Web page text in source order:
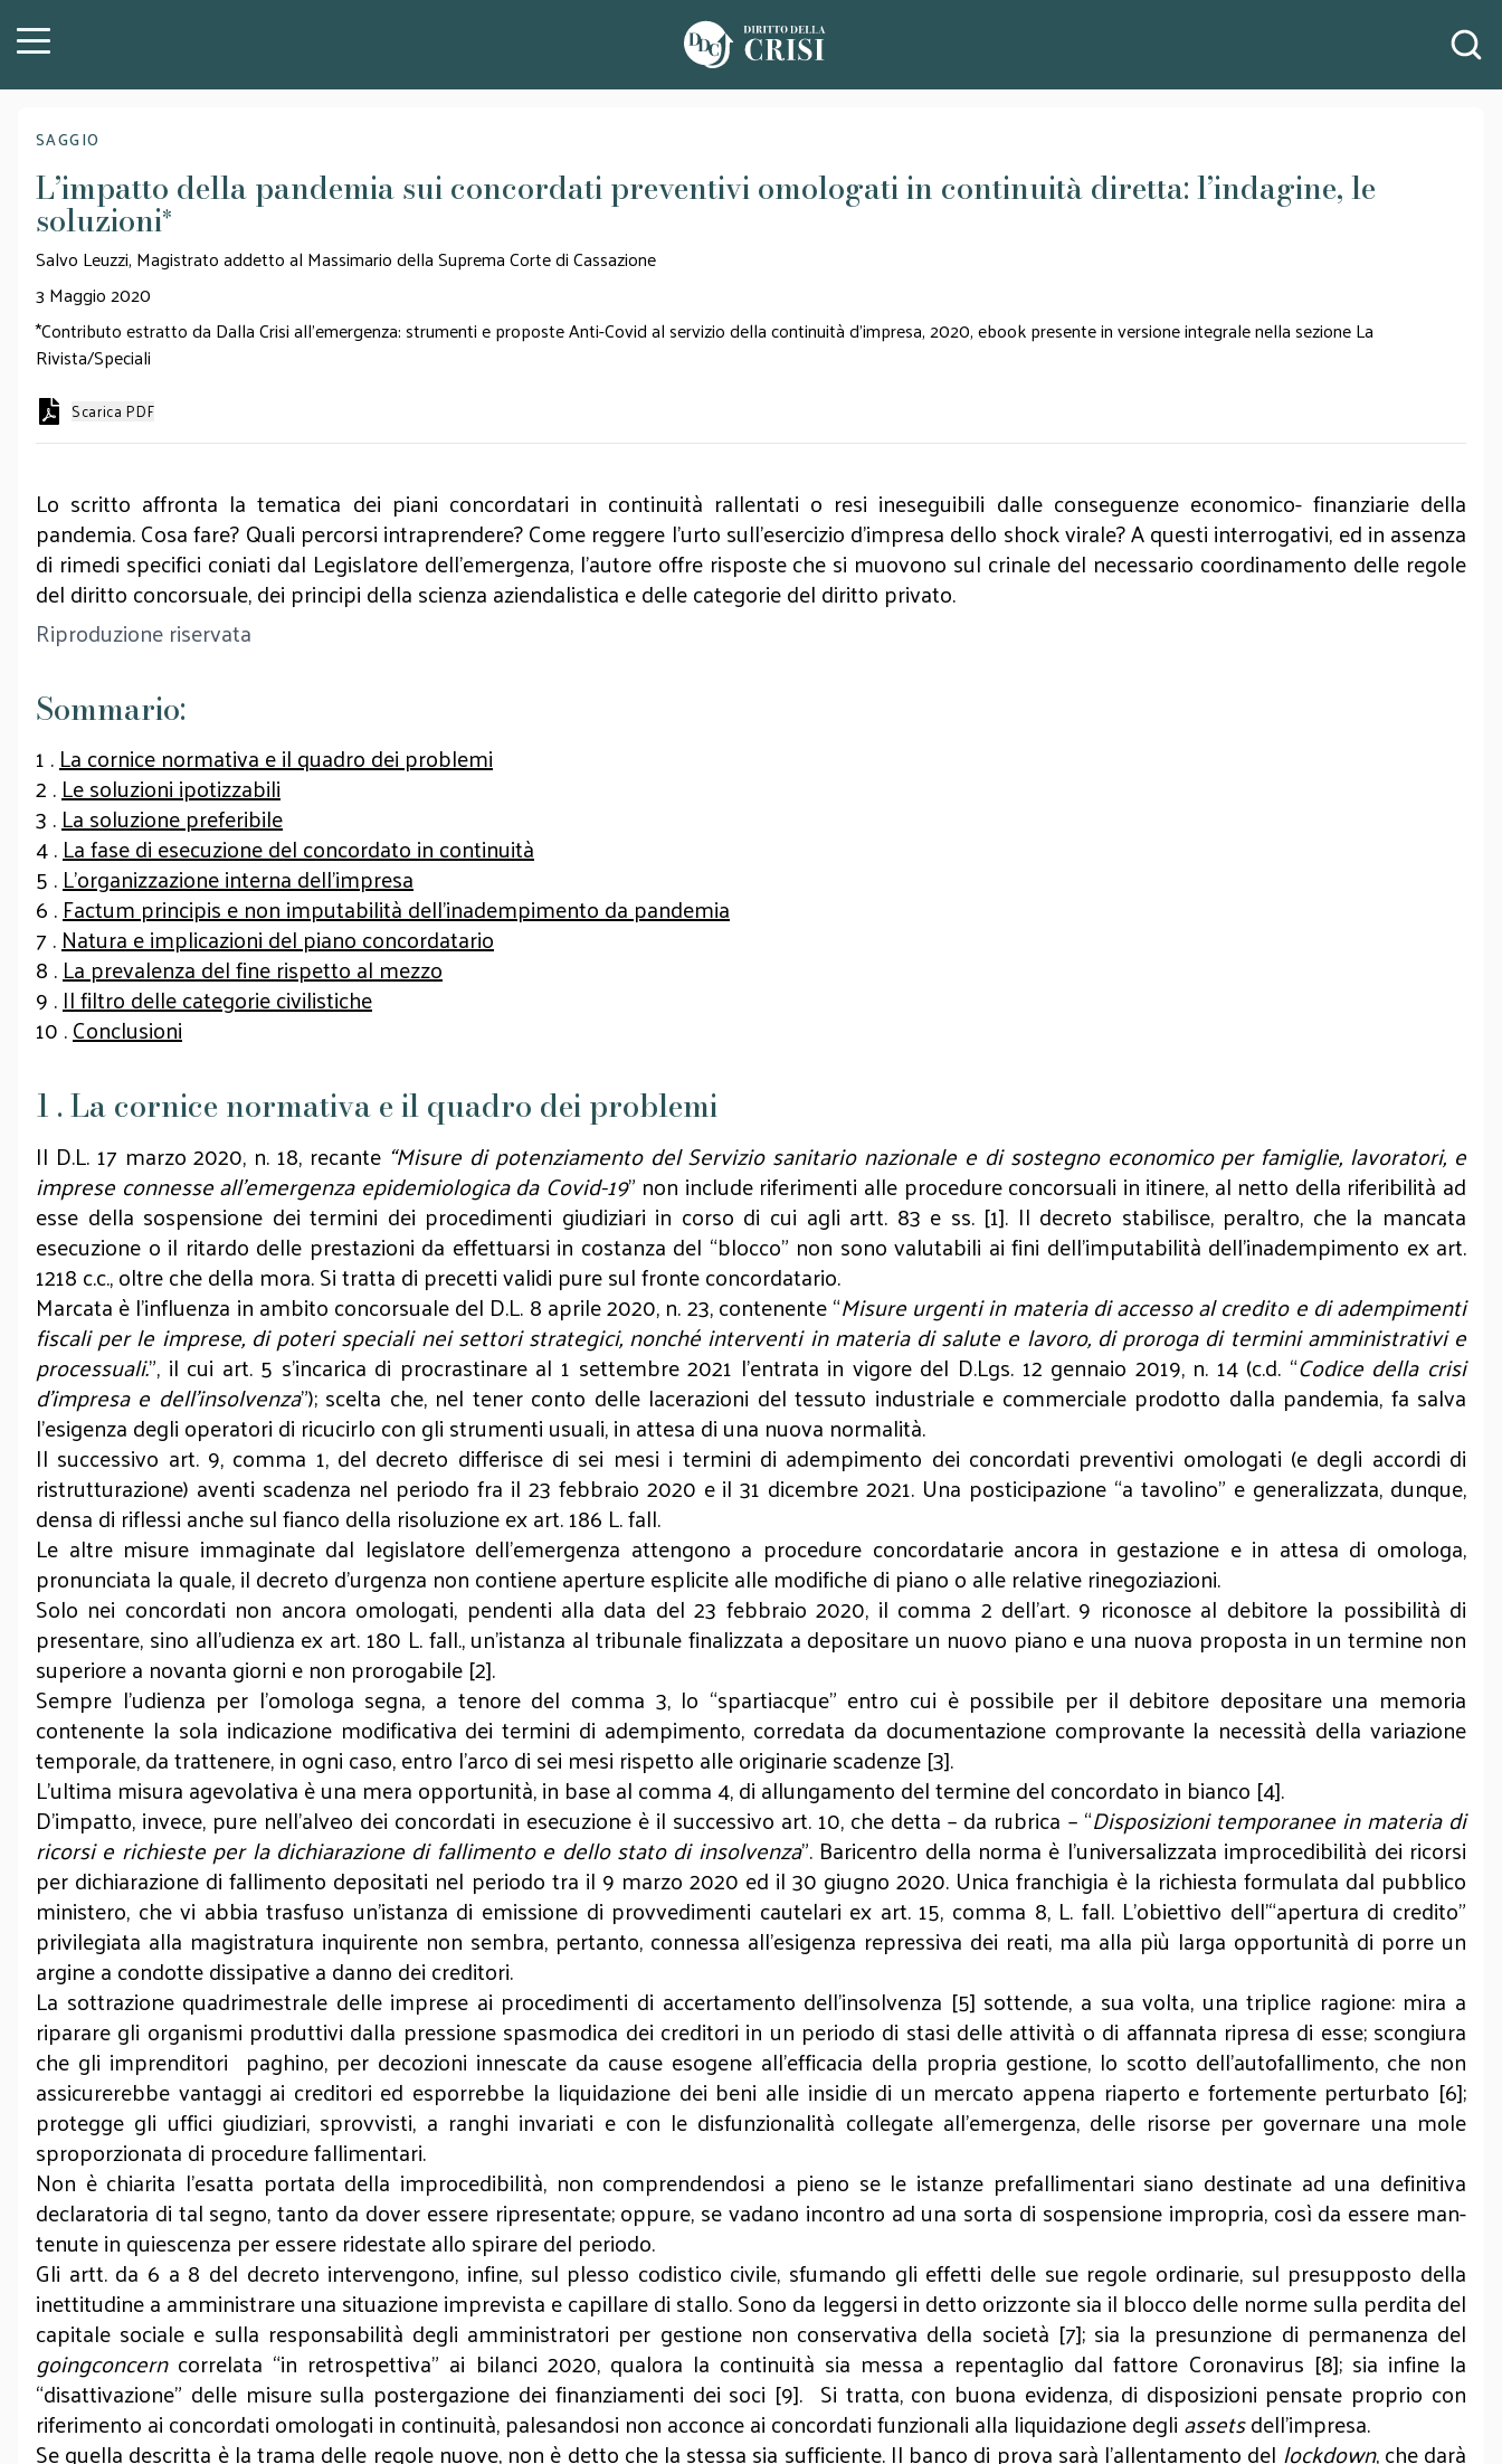
SAGGIO
L’impatto della pandemia sui concordati preventivi omologati in continuità diretta: l’indagine, le
soluzioni*
Salvo Leuzzi, Magistrato addetto al Massimario della Suprema Corte di Cassazione
3 Maggio 2020
*Contributo estratto da Dalla Crisi all’emergenza: strumenti e proposte Anti-Covid al servizio della continuità d’impresa, 2020, ebook presente in versione integrale nella sezione La
Rivista/Speciali
Scarica PDF
Lo scritto affronta la tematica dei piani concordatari in continuità rallentati o resi ineseguibili dalle conseguenze economico- finanziarie della
pandemia. Cosa fare? Quali percorsi intraprendere? Come reggere l’urto sull’esercizio d’impresa dello shock virale? A questi interrogativi, ed in assenza
di rimedi specifici coniati dal Legislatore dell’emergenza, l’autore offre risposte che si muovono sul crinale del necessario coordinamento delle regole
del diritto concorsuale, dei principi della scienza aziendalistica e delle categorie del diritto privato.
Riproduzione riservata
Sommario:
1 .La cornice normativa e il quadro dei problemi
2 .Le soluzioni ipotizzabili
3 .La soluzione preferibile
4 .La fase di esecuzione del concordato in continuità
5 .L’organizzazione interna dell’impresa
6 .Factum principis e non imputabilità dell’inadempimento da pandemia
7 .Natura e implicazioni del piano concordatario
8 .La prevalenza del fine rispetto al mezzo
9 .Il filtro delle categorie civilistiche
10 .Conclusioni
1 . La cornice normativa e il quadro dei problemi
Il D.L. 17 marzo 2020, n. 18, recante “Misure di potenziamento del Servizio sanitario nazionale e di sostegno economico per famiglie, lavoratori, e
imprese connesse all’emergenza epidemiologica da Covid-19” non include riferimenti alle procedure concorsuali in itinere, al netto della riferibilità ad
esse della sospensione dei termini dei procedimenti giudiziari in corso di cui agli artt. 83 e ss. [1]. Il decreto stabilisce, peraltro, che la mancata
esecuzione o il ritardo delle prestazioni da effettuarsi in costanza del “blocco” non sono valutabili ai fini dell’imputabilità dell’inadempimento ex art.
1218 c.c., oltre che della mora. Si tratta di precetti validi pure sul fronte concordatario.
Marcata è l’influenza in ambito concorsuale del D.L. 8 aprile 2020, n. 23, contenente “Misure urgenti in materia di accesso al credito e di adempimenti
fiscali per le imprese, di poteri speciali nei settori strategici, nonché interventi in materia di salute e lavoro, di proroga di termini amministrativi e
processuali.”, il cui art. 5 s’incarica di procrastinare al 1 settembre 2021 l’entrata in vigore del D.Lgs. 12 gennaio 2019, n. 14 (c.d. “Codice della crisi
d’impresa e dell’insolvenza”); scelta che, nel tener conto delle lacerazioni del tessuto industriale e commerciale prodotto dalla pandemia, fa salva
l’esigenza degli operatori di ricucirlo con gli strumenti usuali, in attesa di una nuova normalità.
Il successivo art. 9, comma 1, del decreto differisce di sei mesi i termini di adempimento dei concordati preventivi omologati (e degli accordi di
ristrutturazione) aventi scadenza nel periodo fra il 23 febbraio 2020 e il 31 dicembre 2021. Una posticipazione “a tavolino” e generalizzata, dunque,
densa di riflessi anche sul fianco della risoluzione ex art. 186 L. fall.
Le altre misure immaginate dal legislatore dell’emergenza attengono a procedure concordatarie ancora in gestazione e in attesa di omologa,
pronunciata la quale, il decreto d’urgenza non contiene aperture esplicite alle modifiche di piano o alle relative rinegoziazioni.
Solo nei concordati non ancora omologati, pendenti alla data del 23 febbraio 2020, il comma 2 dell’art. 9 riconosce al debitore la possibilità di
presentare, sino all’udienza ex art. 180 L. fall., un’istanza al tribunale finalizzata a depositare un nuovo piano e una nuova proposta in un termine non
superiore a novanta giorni e non prorogabile [2].
Sempre l’udienza per l’omologa segna, a tenore del comma 3, lo “spartiacque” entro cui è possibile per il debitore depositare una memoria
contenente la sola indicazione modificativa dei termini di adempimento, corredata da documentazione comprovante la necessità della variazione
temporale, da trattenere, in ogni caso, entro l’arco di sei mesi rispetto alle originarie scadenze [3].
L’ultima misura agevolativa è una mera opportunità, in base al comma 4, di allungamento del termine del concordato in bianco [4].
D’impatto, invece, pure nell’alveo dei concordati in esecuzione è il successivo art. 10, che detta – da rubrica – “Disposizioni temporanee in materia di
ricorsi e richieste per la dichiarazione di fallimento e dello stato di insolvenza”. Baricentro della norma è l’universalizzata improcedibilità dei ricorsi
per dichiarazione di fallimento depositati nel periodo tra il 9 marzo 2020 ed il 30 giugno 2020. Unica franchigia è la richiesta formulata dal pubblico
ministero, che vi abbia trasfuso un’istanza di emissione di provvedimenti cautelari ex art. 15, comma 8, L. fall. L’obiettivo dell’“apertura di credito”
privilegiata alla magistratura inquirente non sembra, pertanto, connessa all’esigenza repressiva dei reati, ma alla più larga opportunità di porre un
argine a condotte dissipative a danno dei creditori.
La sottrazione quadrimestrale delle imprese ai procedimenti di accertamento dell’insolvenza [5] sottende, a sua volta, una triplice ragione: mira a
riparare gli organismi produttivi dalla pressione spasmodica dei creditori in un periodo di stasi delle attività o di affannata ripresa di esse; scongiura
che gli imprenditori paghino, per decozioni innescate da cause esogene all’efficacia della propria gestione, lo scotto dell’autofallimento, che non
assicurerebbe vantaggi ai creditori ed esporrebbe la liquidazione dei beni alle insidie di un mercato appena riaperto e fortemente perturbato [6];
protegge gli uffici giudiziari, sprovvisti, a ranghi invariati e con le disfunzionalità collegate all’emergenza, delle risorse per governare una mole
sproporzionata di procedure fallimentari.
Non è chiarita l’esatta portata della improcedibilità, non comprendendosi a pieno se le istanze prefallimentari siano destinate ad una definitiva
declaratoria di tal segno, tanto da dover essere ripresentate; oppure, se vadano incontro ad una sorta di sospensione impropria, così da essere man-
tenute in quiescenza per essere ridestate allo spirare del periodo.
Gli artt. da 6 a 8 del decreto intervengono, infine, sul plesso codistico civile, sfumando gli effetti delle sue regole ordinarie, sul presupposto della
inettitudine a amministrare una situazione imprevista e capillare di stallo. Sono da leggersi in detto orizzonte sia il blocco delle norme sulla perdita del
capitale sociale e sulla responsabilità degli amministratori per gestione non conservativa della società [7]; sia la presunzione di permanenza del
goingconcerncorrelata “in retrospettiva” ai bilanci 2020, qualora la continuità sia messa a repentaglio dal fattore Coronavirus [8]; sia infine la
“disattivazione” delle misure sulla postergazione dei finanziamenti dei soci [9]. Si tratta, con buona evidenza, di disposizioni pensate proprio con
riferimento ai concordati omologati in continuità, palesandosi non acconce ai concordati funzionali alla liquidazione degliassetsdell’impresa.
Se quella descritta è la trama delle regole nuove, non è detto che la stessa sia sufficiente. Il banco di prova sarà l’allentamento del lockdown, che darà